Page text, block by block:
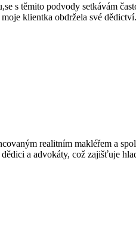
s těmito podvody setkávám
klientka obdržela své dědictví.
realitním makléřem a
a advokáty, což zajišťuje